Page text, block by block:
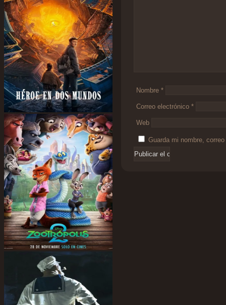
Nombre *
Correo electrónico *
Web
Guarda mi nombre,